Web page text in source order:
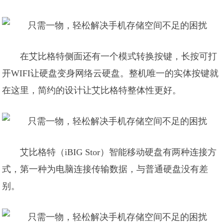
在艾比格特侧面还有一个模式转换按键，长按可打
开WIFI让硬盘变身网络云硬盘。整机唯一的实体按键就
在这里，简约的设计让艾比格特整体性更好。
艾比格特（iBIG Stor）智能移动硬盘有两种连接方
式，第一种为电脑连接传输数据，与普通硬盘没有差
别。